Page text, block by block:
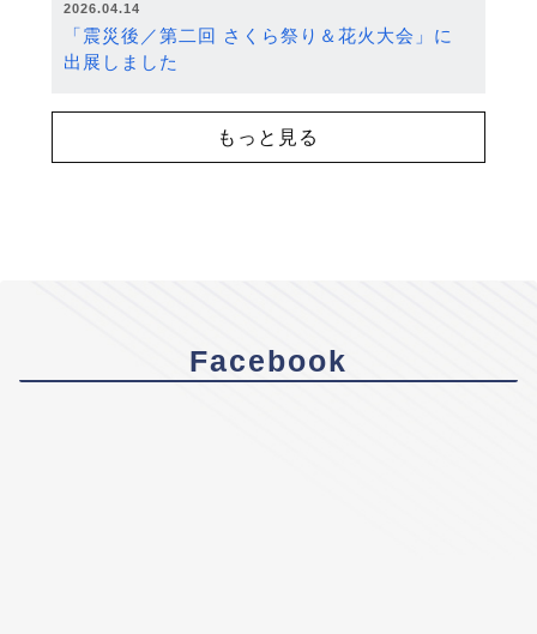
2026.04.14
「震災後／第二回 さくら祭り＆花火大会」に
出展しました
もっと見る
Facebook